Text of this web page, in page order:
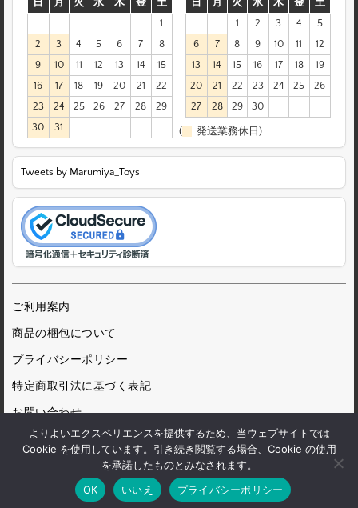
日
月 火 水 木 金
土
1
2
3 4 5 6 7
8
9
10 11 12 13 14
15
16
17 18 19 20 21
22
23
24 25 26 27 28
29
30
31
日
月 火 水 木 金
土
1
2 3 4
5
6
7 8 9 10 11
12
13
14 15 16 17 18
19
20
21 22 23 24 25
26
27
28 29 30
( 発送業務休日)
Tweets by Marumiya_Toys
ご利用案内
商品の梱包について
プライバシーポリシー
特定商取引法に基づく表記
お問い合わせ
© 1972 Marumiya Gangu Ltd.
よりよいエクスペリエンスを提供するため、当ウェブサイトでは
Cookie を使用しています。引き続き閲覧する場合、Cookie の使用
を承諾したものとみなされます。
OK
いいえ プライバシーポリシー